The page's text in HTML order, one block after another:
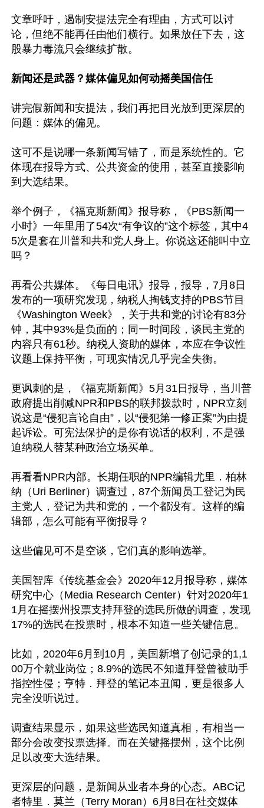
文章呼吁，遏制安提法完全有理由，方式可以讨
论，但绝不能再任由他们横行。如果放任下去，这
股暴力毒流只会继续扩散。
新闻还是武器？媒体偏见如何动摇美国信任
讲完假新闻和安提法，我们再把目光放到更深层的
问题：媒体的偏见。
这可不是说哪一条新闻写错了，而是系统性的。它
体现在报导方式、公共资金的使用，甚至直接影响
到大选结果。
举个例子，《福克斯新闻》报导称，《PBS新闻一
小时》一年里用了54次“有争议的”这个标签，其中4
5次是套在川普和共和党人身上。你说这还能叫中立
吗？
再看公共媒体。《每日电讯》报导，报导，7月8日
发布的一项研究发现，纳税人掏钱支持的PBS节目
《Washington Week》，关于共和党的讨论有83分
钟，其中93%是负面的；同一时间段，谈民主党的
内容只有61秒。纳税人资助的媒体，本应在争议性
议题上保持平衡，可现实情况几乎完全失衡。
更讽刺的是，《福克斯新闻》5月31日报导，当川普
政府提出削减NPR和PBS的联邦拨款时，NPR立刻
说这是“侵犯言论自由”，以“侵犯第一修正案”为由提
起诉讼。可宪法保护的是你有说话的权利，不是强
迫纳税人替某种政治立场买单。
再看看NPR内部。长期任职的NPR编辑尤里．柏林
纳（Uri Berliner）调查过，87个新闻员工登记为民
主党人，登记为共和党的，一个都没有。这样的编
辑部，怎么可能有平衡报导？
这些偏见可不是空谈，它们真的影响选举。
美国智库《传统基金会》2020年12月报导称，媒体
研究中心（Media Research Center）针对2020年1
1月在摇摆州投票支持拜登的选民所做的调查，发现
17%的选民在投票时，根本不知道一些关键信息。
比如，2020年6月到10月，美国新增了创记录的1,1
00万个就业岗位；8.9%的选民不知道拜登曾被助手
指控性侵；亨特．拜登的笔记本丑闻，更是很多人
完全没听说过。
调查结果显示，如果这些选民知道真相，有相当一
部分会改变投票选择。而在关键摇摆州，这个比例
足以改变大选结果。
更深层的问题，是新闻从业者本身的心态。ABC记
者特里．莫兰（Terry Moran）6月8日在社交媒体